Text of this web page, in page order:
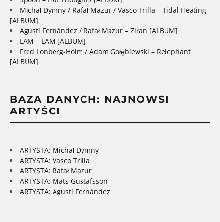
Michał Dymny / Rafał Mazur / Vasco Trilla – Tidal Heating
[ALBUM]
Agustí Fernández / Rafał Mazur – Ziran [ALBUM]
LAM – LAM [ALBUM]
Fred Lonberg-Holm / Adam Gołębiewski – Relephant
[ALBUM]
BAZA DANYCH: NAJNOWSI
ARTYŚCI
ARTYSTA: Michał Dymny
ARTYSTA: Vasco Trilla
ARTYSTA: Rafał Mazur
ARTYSTA: Mats Gustafsson
ARTYSTA: Agustí Fernández